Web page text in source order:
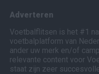
Adverteren
Voetbalflitsen is het #1
voetbalplatform van
ander uw merk en/of
relevante content voor
staat zijn zeer